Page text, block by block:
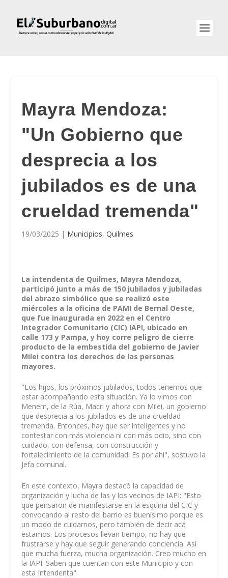
Mayra Mendoza:
"Un Gobierno que
desprecia a los
jubilados es de una
crueldad tremenda"
19/03/2025 | Municipios,Quilmes
La intendenta de Quilmes, Mayra Mendoza,
participó junto a más de 150 jubilados y jubiladas
del abrazo simbólico que se realizó este
miércoles a la oficina de PAMI de Bernal Oeste,
que fue inaugurada en 2022 en el Centro
Integrador Comunitario (CIC) IAPI, ubicado en
calle 173 y Pampa, y hoy corre peligro de cierre
producto de la embestida del gobierno de Javier
Milei contra los derechos de las personas
mayores.
"Los hijos, los próximos jubilados, todos tenemos que
estar acompañando esta situación. Ya lo vimos con
Menem, de la Rúa, Macri y ahora con Milei, un gobierno
que desprecia a los jubilados es de una crueldad
tremenda. Entonces, hay que ser inteligentes y no
contestar con más violencia ni con más odio, sino con
cuidado, con defensa, con construcción y
fortalecimiento de la comunidad. Es por ahí", sostuvo la
Jefa comunal.
En este contexto, Mayra destacó la capacidad de
organización y lucha de las y los vecinos de IAPI: "Esto
que pensaron de manifestarse en la esquina del CIC y
convocando al resto del barrio es buenísimo porque es
un modo de cuidarnos, pero también de decir acá
estamos. Los procesos llevan tiempo, no hay que
frustrarse y hay que seguir generando conciencia. Así
que mucha fuerza, mucha organización. Creo mucho en
la IAPI. Saben que cuentan con este Municipio y con
esta Intendenta".